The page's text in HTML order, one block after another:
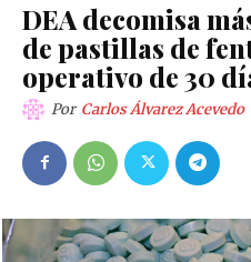
DEA decomisa
de pastillas de
operativo de 30
Por Carlos Álvarez Acevedo